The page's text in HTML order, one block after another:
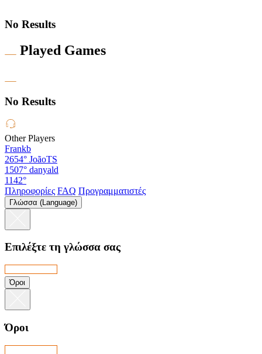
No Results
Played Games
No Results
Other Players
Frankb
2654° JoãoTS
1507° danyald
1142°
Πληροφορίες FAQ Προγραμματιστές
Γλώσσα (Language)
Επιλέξτε τη γλώσσα σας
Όροι
Όροι